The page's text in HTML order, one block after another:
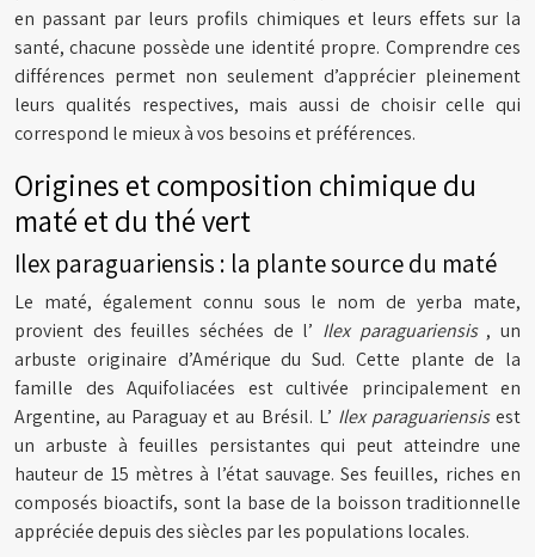
en passant par leurs profils chimiques et leurs effets sur la
santé, chacune possède une identité propre. Comprendre ces
différences permet non seulement d’apprécier pleinement
leurs qualités respectives, mais aussi de choisir celle qui
correspond le mieux à vos besoins et préférences.
Origines et composition chimique du
maté et du thé vert
Ilex paraguariensis : la plante source du maté
Le maté, également connu sous le nom de yerba mate,
provient des feuilles séchées de l’ Ilex paraguariensis , un
arbuste originaire d’Amérique du Sud. Cette plante de la
famille des Aquifoliacées est cultivée principalement en
Argentine, au Paraguay et au Brésil. L’ Ilex paraguariensisest
un arbuste à feuilles persistantes qui peut atteindre une
hauteur de 15 mètres à l’état sauvage. Ses feuilles, riches en
composés bioactifs, sont la base de la boisson traditionnelle
appréciée depuis des siècles par les populations locales.